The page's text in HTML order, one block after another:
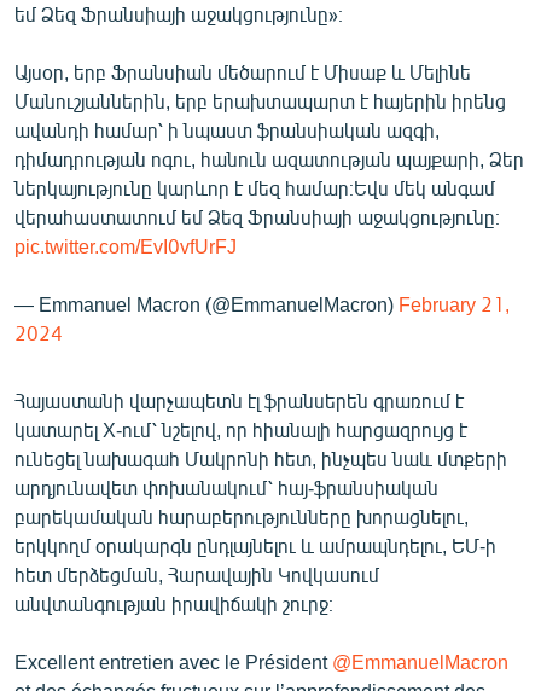
Հայերեն
English
Русский
ՀԵՏԵՎԵՔ ՄԵԶ
«Ազատության» բոլոր կայքերը
եմ Ձեզ Ֆրանսիայի աջակցությունը»։
Այսօր, երբ Ֆրանսիան մեծարում է Միսաք և Մելինե
Մանուշյաններին, երբ երախտապարտ է հայերին իրենց
ավանդի համար՝ ի նպաստ ֆրանսիական ազգի,
դիմադրության ոգու, հանուն ազատության պայքարի, Ձեր
ներկայությունը կարևոր է մեզ համար։Եվս մեկ անգամ
վերահաստատում եմ Ձեզ Ֆրանսիայի աջակցությունը։
pic.twitter.com/EvI0vfUrFJ
— Emmanuel Macron (@EmmanuelMacron) February 21,
2024
Հայաստանի վարչապետն էլ ֆրանսերեն գրառում է
կատարել X-ում՝ նշելով, որ հիանալի հարցազրույց է
ունեցել նախագահ Մակրոնի հետ, ինչպես նաև մտքերի
արդյունավետ փոխանակում՝ հայ-ֆրանսիական
բարեկամական հարաբերությունները խորացնելու,
երկկողմ օրակարգն ընդլայնելու և ամրապնդելու, ԵՄ-ի
հետ մերձեցման, Հարավային Կովկասում
անվտանգության իրավիճակի շուրջ։
Excellent entretien avec le Président @EmmanuelMacron